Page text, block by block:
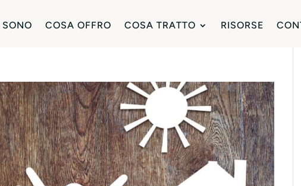
COSA OFFRO COSA TRATTO RISORSE